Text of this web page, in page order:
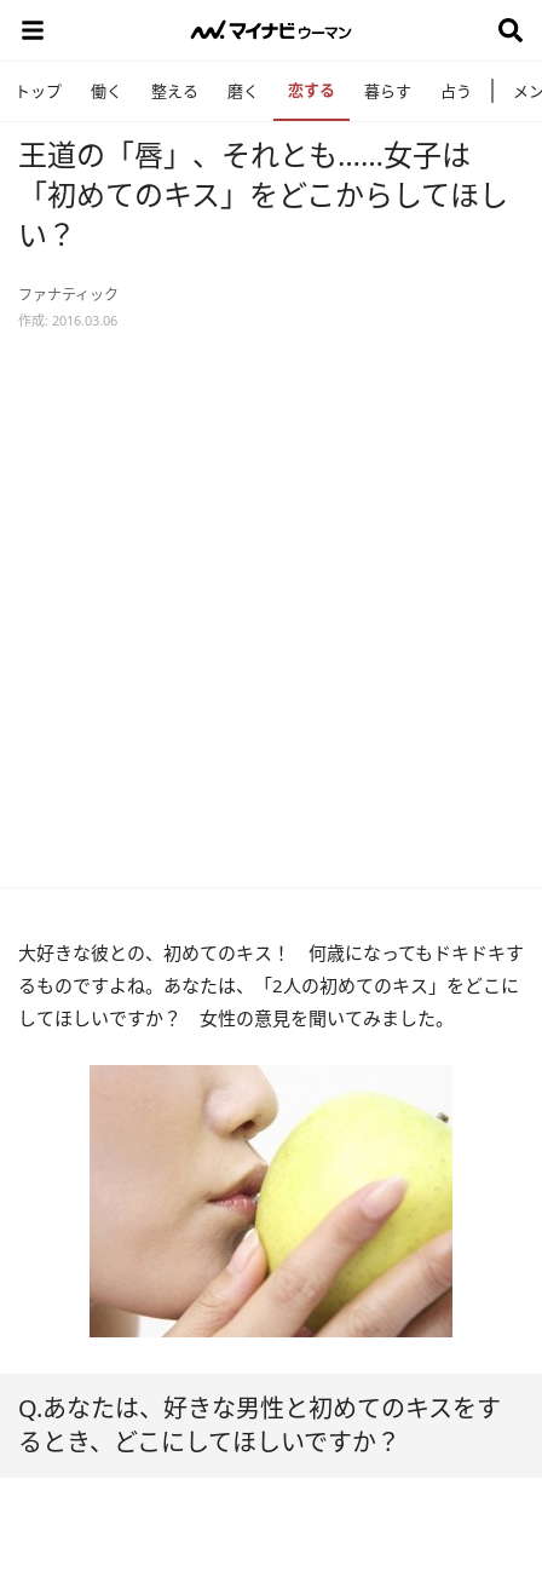
トップ 働く 整える 磨く 恋する 暮らす 占う メ
王道の「唇」、それとも……女子は
「初めてのキス」をどこからしてほし
い？
ファナティック
作成: 2016.03.06
大好きな彼との、初めてのキス！ 何歳になってもドキドキす
るものですよね。あなたは、「2人の初めてのキス」をどこに
してほしいですか？ 女性の意見を聞いてみました。
Q.あなたは、好きな男性と初めてのキスをす
るとき、どこにしてほしいですか？